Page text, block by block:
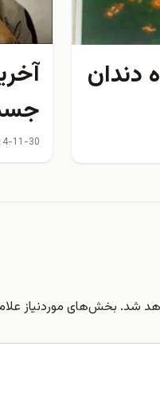
دندان
11-30
شد. بخش‌های موردنیاز